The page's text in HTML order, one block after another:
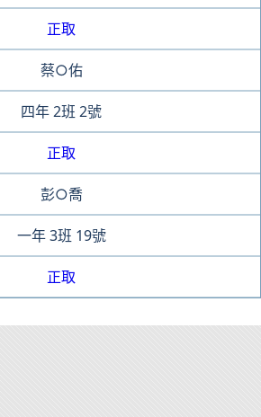
正取
蔡○佑
四年2班 2號
正取
彭○喬
一年 3班 19號
正取